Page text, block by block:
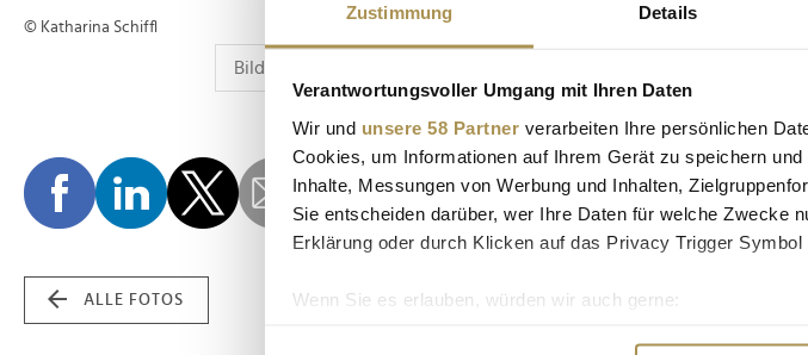
Zustimmung Details
Verantwortungsvoller Umgang mit Ihren Daten
Wir und unsere 58 Partner verarbeiten Ihre persönlichen
Cookies, um Informationen auf Ihrem Gerät zu speichern
Inhalte, Messungen von Werbung und Inhalten,
Sie entscheiden darüber, wer Ihre Daten für welche Zwecke
Erklärung oder durch Klicken auf das Privacy Trigger Symbol
Wenn Sie es erlauben, würden wir auch gerne:
© Katharina Schiffl
ALLE FOTOS